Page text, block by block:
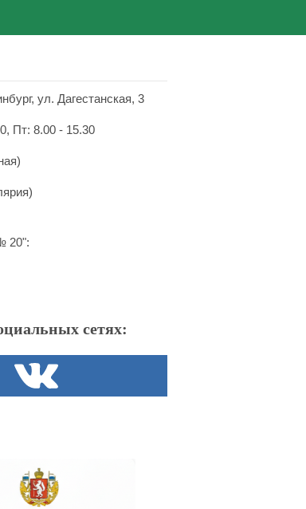
ул. Дагестанская, 3
Пт: 8.00 - 15.30
20":
сетях: